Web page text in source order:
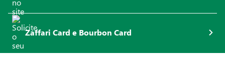
Zaffari Card e Bourbon Card